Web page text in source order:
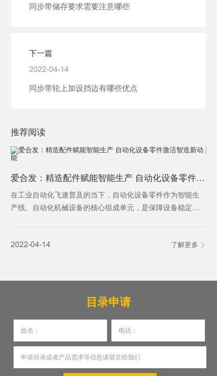
同步带储存要求需要注意哪些
下一篇
2022-04-14
同步带轮上加设挡边有哪些优点
推荐阅读
爱合发：精造配件赋能智能生产 自动化设备零件激活智造新动能
在工业自动化飞速普及的当下，自动化设备零件作为智能生
产线、自动化机械设备的核心组成单元，是保障设备稳定运
成自动化输送、加工、分拣、检测等核心工序，是制造业从
2022-04-14 了解更多
目录申请